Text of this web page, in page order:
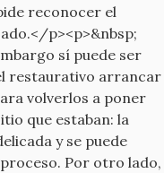
reconocer el
p><p>&nbsp;
sí puede ser
restaurativo arrancar
volverlos a poner
que estaban: la
y se puede
Por otro lado,